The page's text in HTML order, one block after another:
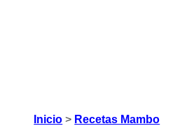
Inicio > Recetas Mambo